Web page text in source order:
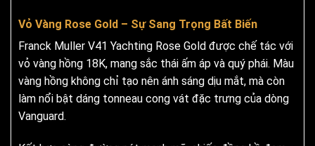
Vỏ Vàng Rose Gold – Sự Sang Trọng Bất Biến
Franck Muller V41 Yachting Rose Gold được chế tác với
vỏ vàng hồng 18K, mang sắc thái ấm áp và quý phái. Màu
vàng hồng không chỉ tạo nên ánh sáng dịu mắt, mà còn
làm nổi bật dáng tonneau cong vát đặc trưng của dòng
Vanguard.